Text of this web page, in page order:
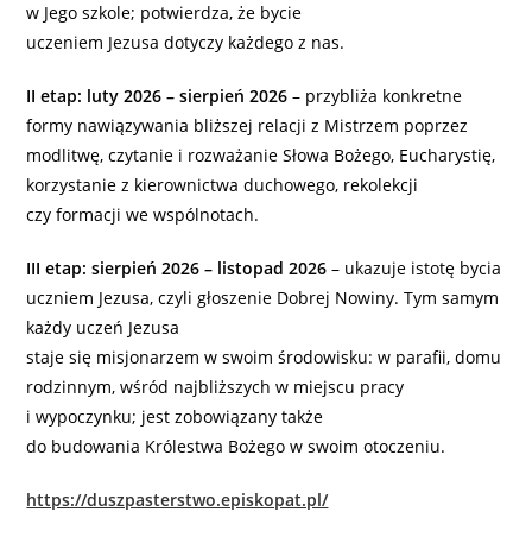
w Jego szkole; potwierdza, że bycie
uczeniem Jezusa dotyczy każdego z nas.
II etap: luty 2026 – sierpień 2026 – przybliża konkretne
formy nawiązywania bliższej relacji z Mistrzem poprzez
modlitwę, czytanie i rozważanie Słowa Bożego, Eucharystię,
korzystanie z kierownictwa duchowego, rekolekcji
czy formacji we wspólnotach.
III etap: sierpień 2026 – listopad 2026 – ukazuje istotę bycia
uczniem Jezusa, czyli głoszenie Dobrej Nowiny. Tym samym
każdy uczeń Jezusa
staje się misjonarzem w swoim środowisku: w parafii, domu
rodzinnym, wśród najbliższych w miejscu pracy
i wypoczynku; jest zobowiązany także
do budowania Królestwa Bożego w swoim otoczeniu.
https://duszpasterstwo.episkopat.pl/